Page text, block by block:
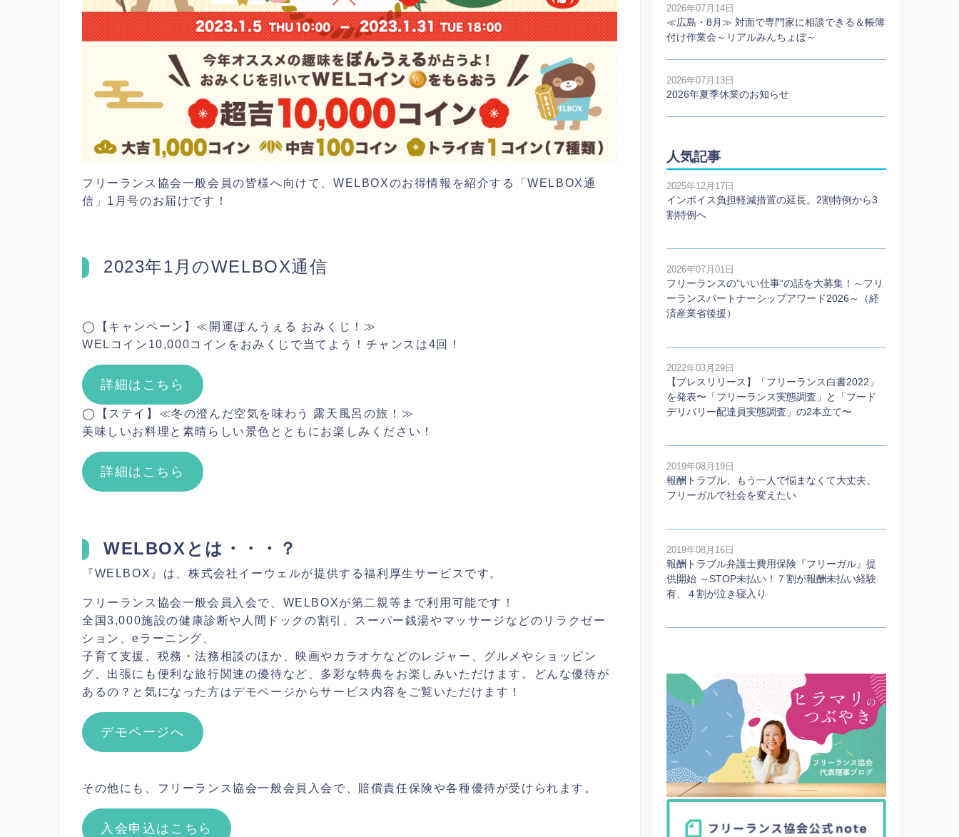
フリーランス協会一般会員の皆様へ向けて、WELBOXのお得情報を紹介する「WELBOX通
信」1月号のお届けです！
2023年1 月のWELBOX通信
◯【キャンペーン】≪開運ぽんうぇる おみくじ！≫
WELコイン10,000コインをおみくじで当てよう！チャンスは4回！
詳細はこちら
◯【ステイ】≪冬の澄んだ空気を味わう 露天風呂の旅！≫
美味しいお料理と素晴らしい景色とともにお楽しみください！
詳細はこちら
WELBOXとは・・・？
『WELBOX』は、株式会社イーウェルが提供する福利厚生サービスです。
フリーランス協会一般会員入会で、WELBOXが第二親等まで利用可能です！
全国3,000施設の健康診断や人間ドックの割引、スーパー銭湯やマッサージなどのリラクゼー
ション、eラーニング、
子育て支援、税務・法務相談のほか、映画やカラオケなどのレジャー、グルメやショッピン
グ、出張にも便利な旅行関連の優待など、多彩な特典をお楽しみいただけます。どんな優待が
あるの？と気になった方はデモページからサービス内容をご覧いただけます！
デモページへ
その他にも、フリーランス協会一般会員入会で、賠償責任保険や各種優待が受けられます。
入会申込はこちら
2026年07月14日
≪広島・8月≫ 対面で専門家に相談できる＆帳簿
付け作業会～リアルみんちょぼ～
2026年07月13日
2026年夏季休業のお知らせ
人気記事
2025年12月17日
インボイス負担軽減措置の延長。2割特例から3
割特例へ
2026年07月01日
フリーランスの”いい仕事”の話を大募集！～フリ
ーランスパートナーシップアワード2026～（経
済産業省後援）
2022年03月29日
【プレスリリース】「フリーランス白書2022」
を発表〜「フリーランス実態調査」と「フード
デリバリー配達員実態調査」の2本⽴て〜
2019年08月19日
報酬トラブル、もう一人で悩まなくて大丈夫。
フリーガルで社会を変えたい
2019年08月16日
報酬トラブル弁護士費用保険『フリーガル』提
供開始 ～STOP未払い！７割が報酬未払い経験
有、４割が泣き寝入り